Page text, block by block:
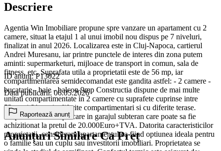
Descriere
Agentia Win Imobiliare propune spre vanzare un apartament cu 2
camere, situat la etajul 1 al unui imobil nou dispus pe 7 niveluri,
finalizat in anul 2026. Localizarea este in Cluj-Napoca, cartierul
Andrei Muresanu, iar printre punctele de interes din zona putem
aminti: supermarketuri, mijloace de transport in comun, sala de
fitness, etc. Suprafata utila a proprietatii este de 56 mp, iar
compartimentarea semidecomandat este gandita astfel: - 2 camere -
bucatarie - baie - balcon 9mp Constructia dispune de mai multe
unitati compartimentate in 2 camere cu suprafete cuprinse intre
53mp si 81mp, in diferite compartimentari si cu diferite terase.
Dispune de loc de parcare in garajul subteran care poate sa fie
achizitionat la pretul de 20.000Euro+TVA. Datorita caracteristicilor
proprietatii, consideram apartamentul ca fiind optiunea ideala pentru
o familie sau un cuplu sau investitorii imobiliari. Proprietatea se
ID anunț: P13022
Data publicării: 06.05.2026
Raportează anunț
Anunțuri Similare Ca Preț